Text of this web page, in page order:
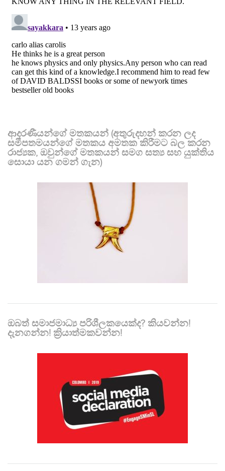
ආදරණීයන්ගේ මතකයන් (අතුරුදහන් කරන ලද
සමීපතමයන්ගේ මතකය අමතක කිරීමට බල කරන
රාජ්‍යක, ඔවුන්ගේ මතකයන් සමග සත්‍ය සහ යුක්තිය
සොයා යන ගමන් ගැන)
ඔබත් සමාජමාධ්‍ය පරිශීලකයෙක්ද? කියවන්න!
දැනගන්න! ක්‍රියාත්මකවන්න!